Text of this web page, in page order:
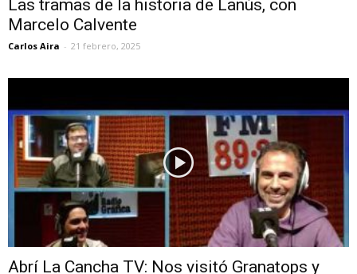
Las tramas de la historia de Lanús, con
Marcelo Calvente
Carlos Aira - 21 febrero, 2025
Abrí La Cancha TV: Nos visitó Granatops y